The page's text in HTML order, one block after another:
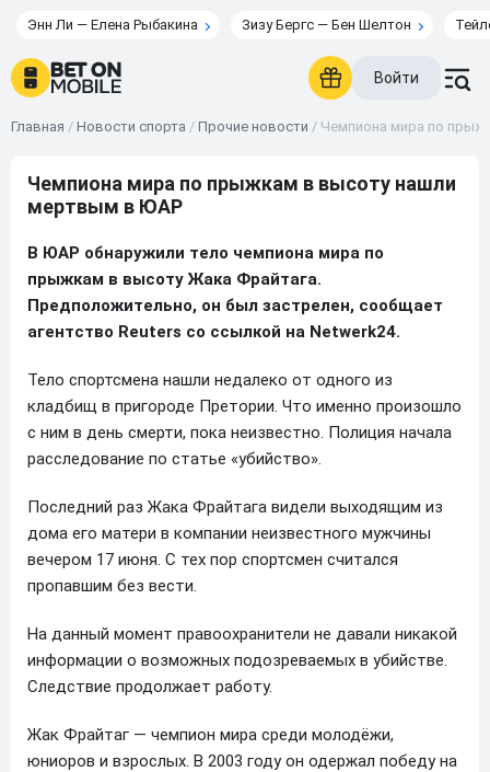
Энн Ли — Елена Рыбакина Зизу Бергс — Бен Шелтон
Войти
Главная / Новости спорта / Прочие новости / Чемпиона мира по
Чемпиона мира по прыжкам в высоту нашли
мертвым в ЮАР
В ЮАР обнаружили тело чемпиона мира по
прыжкам в высоту Жака Фрайтага.
Предположительно, он был застрелен, сообщает
агентство Reuters со ссылкой на Netwerk24.
Тело спортсмена нашли недалеко от одного из
кладбищ в пригороде Претории. Что именно произошло
с ним в день смерти, пока неизвестно. Полиция начала
расследование по статье «убийство».
Последний раз Жака Фрайтага видели выходящим из
дома его матери в компании неизвестного мужчины
вечером 17 июня. С тех пор спортсмен считался
пропавшим без вести.
На данный момент правоохранители не давали никакой
информации о возможных подозреваемых в убийстве.
Следствие продолжает работу.
Жак Фрайтаг — чемпион мира среди молодёжи,
юниоров и взрослых. В 2003 году он одержал победу на